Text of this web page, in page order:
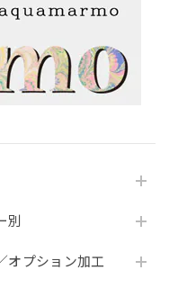
別
オプション加工